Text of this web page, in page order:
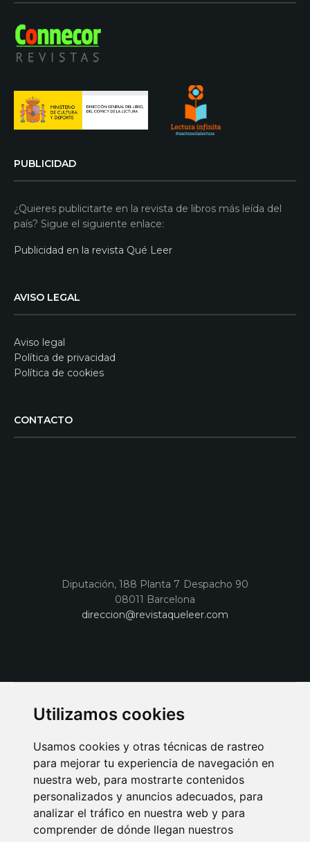
Utilizamos cookies
Usamos cookies y otras técnicas de rastreo
para mejorar tu experiencia de navegación en
nuestra web, para mostrarte contenidos
personalizados y anuncios adecuados, para
analizar el tráfico en nuestra web y para
comprender de dónde llegan nuestros
PUBLICIDAD
¿Quieres publicitarte en la revista de libros más leída del
país? Sigue el siguiente enlace:
Publicidad en la revista Qué Leer
AVISO LEGAL
Aviso legal
Política de privacidad
Política de cookies
CONTACTO
Diputación, 188 Planta 7 Despacho 90
08011 Barcelona
direccion@revistaqueleer.com
AVISO LEGAL POLITICA DE COOKIES
POLITICA DE PRIVACIDAD
PUBLICIDAD EN LA REVISTA QUÉ LEER
SORTEO-PREESTRENOS